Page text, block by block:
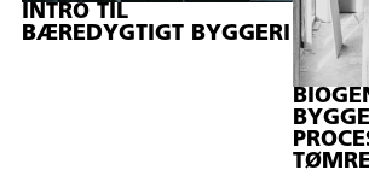
INTRO TIL
BÆREDYGTIGT BYGGERI